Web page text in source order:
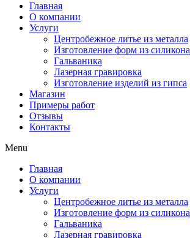
Главная
О компании
Услуги
Центробежное литье из металла
Изготовление форм из силикона
Гальваника
Лазерная гравировка
Изготовление изделий из гипса
Магазин
Примеры работ
Отзывы
Контакты
Menu
Главная
О компании
Услуги
Центробежное литье из металла
Изготовление форм из силикона
Гальваника
Лазерная гравировка